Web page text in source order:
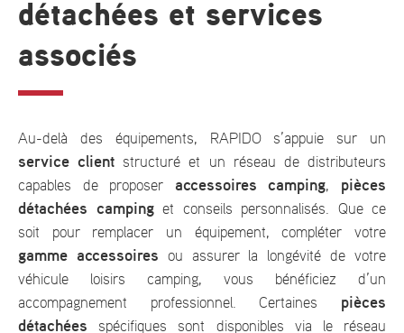
détachées et services
associés
Au-delà des équipements, RAPIDO s’appuie sur un
service client structuré et un réseau de distributeurs
capables de proposer accessoires camping, pièces
détachées campinget conseils personnalisés. Que ce
soit pour remplacer un équipement, compléter votre
gamme accessoires ou assurer la longévité de votre
véhicule loisirs camping, vous bénéficiez d’un
accompagnement professionnel. Certaines pièces
détachées spécifiques sont disponibles via le réseau